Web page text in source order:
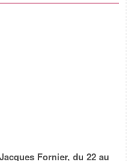
Fornier, du 22 au